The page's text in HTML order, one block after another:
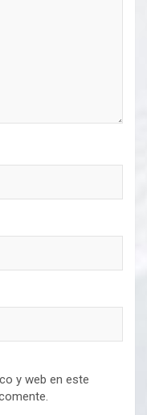
y web en este